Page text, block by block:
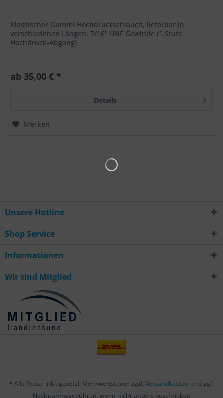
Klassischer Gummi Hochdruckschlauch, lieferbar in
verschiedenen Längen. 7/16" UNF Gewinde (1.Stufe
Hochdruck-Abgang)
ab 35,00 € *
Details
Merken
Unsere Hotline
Shop Service
Informationen
Wir sind Mitglied
* Alle Preise inkl. gesetzl. Mehrwertsteuer zzgl. Versandkosten und ggf.
Nachnahmegebühren, wenn nicht anders beschrieben